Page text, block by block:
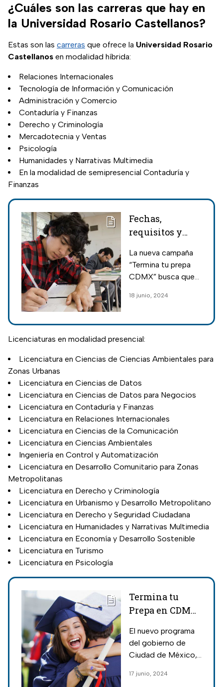
¿Cuáles son las carreras que hay en
la Universidad Rosario Castellanos?
Estas son las carreras que ofrece la Universidad Rosario
Castellanos en modalidad híbrida:
Relaciones Internacionales
Tecnología de Información y Comunicación
Administración y Comercio
Contaduría y Finanzas
Derecho y Criminología
Mercadotecnia y Ventas
Psicología
Humanidades y Narrativas Multimedia
En la modalidad de semipresencial Contaduría y
Finanzas
Fechas,
requisitos y
tienes que saber
sobre el
Termina tu
La nueva campaña
“Termina tu prepa
CDMX” busca que
concluya y
estudios de nivel
medio superior
18 junio, 2024
Licenciaturas en modalidad presencial:
Licenciatura en Ciencias de Ciencias Ambientales para
Zonas Urbanas
Licenciatura en Ciencias de Datos
Licenciatura en Ciencias de Datos para Negocios
Licenciatura en Contaduría y Finanzas
Licenciatura en Relaciones Internacionales
Licenciatura en Ciencias de la Comunicación
Licenciatura en Ciencias Ambientales
Ingeniería en Control y Automatización
Licenciatura en Desarrollo Comunitario para Zonas
Metropolitanas
Licenciatura en Derecho y Criminología
Licenciatura en Urbanismo y Desarrollo Metropolitano
Licenciatura en Derecho y Seguridad Ciudadana
Licenciatura en Humanidades y Narrativas Multimedia
Licenciatura en Economía y Desarrollo Sostenible
Licenciatura en Turismo
Licenciatura en Psicología
Termina tu
Prepa en CDMX:
requisitos,
fechas y todo
programa
El nuevo programa
del gobierno de
Ciudad de México,
está dirigido a
17 junio, 2024